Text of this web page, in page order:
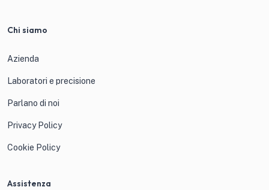
Chi siamo
Azienda
Laboratori e precisione
Parlano di noi
Privacy Policy
Cookie Policy
Assistenza